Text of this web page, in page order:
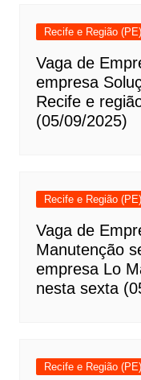
Recife e Região (PE)
Vaga de
empresa
Recife e
(05/09/2025)
Recife e Região (PE)
Vaga de
Manutenção
empresa Lo
nesta sexta
Recife e Região (PE)